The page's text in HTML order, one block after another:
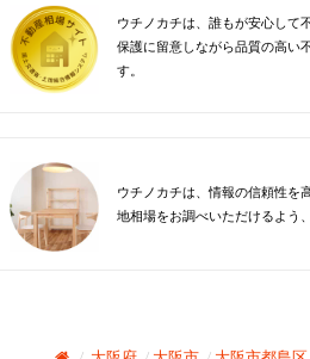
ウチノカチは、誰もが安心して
保護に留意しながら品質の高い
す。
ウチノカチは、情報の信頼性を
地相場をお調べいただけるよう